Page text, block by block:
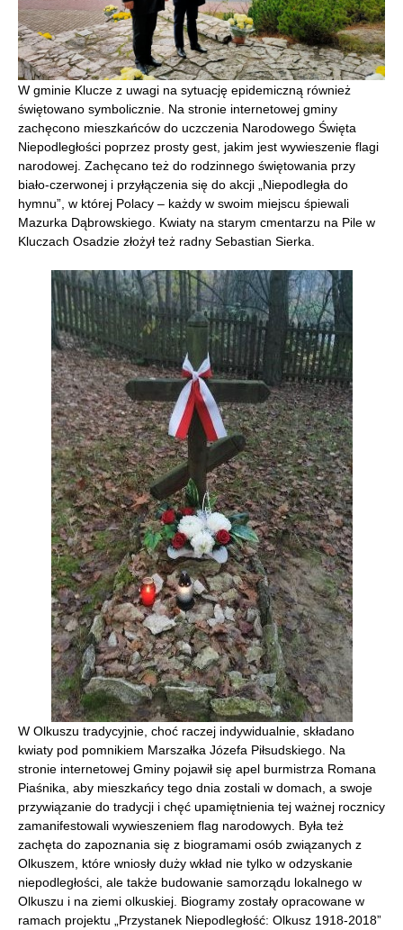
W gminie Klucze z uwagi na sytuację epidemiczną również
świętowano symbolicznie. Na stronie internetowej gminy
zachęcono mieszkańców do uczczenia Narodowego Święta
Niepodległości poprzez prosty gest, jakim jest wywieszenie flagi
narodowej. Zachęcano też do rodzinnego świętowania przy
biało-czerwonej i przyłączenia się do akcji „Niepodległa do
hymnu”, w której Polacy – każdy w swoim miejscu śpiewali
Mazurka Dąbrowskiego. Kwiaty na starym cmentarzu na Pile w
Kluczach Osadzie złożył też radny Sebastian Sierka.
W Olkuszu tradycyjnie, choć raczej indywidualnie, składano
kwiaty pod pomnikiem Marszałka Józefa Piłsudskiego. Na
stronie internetowej Gminy pojawił się apel burmistrza Romana
Piaśnika, aby mieszkańcy tego dnia zostali w domach, a swoje
przywiązanie do tradycji i chęć upamiętnienia tej ważnej rocznicy
zamanifestowali wywieszeniem flag narodowych. Była też
zachęta do zapoznania się z biogramami osób związanych z
Olkuszem, które wniosły duży wkład nie tylko w odzyskanie
niepodległości, ale także budowanie samorządu lokalnego w
Olkuszu i na ziemi olkuskiej. Biogramy zostały opracowane w
ramach projektu „Przystanek Niepodległość: Olkusz 1918-2018”